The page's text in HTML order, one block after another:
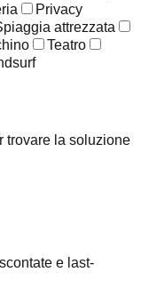
Privacy
attrezzata
Teatro
trovare la soluzione
e last-